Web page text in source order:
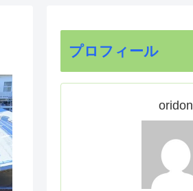
プロフィール
oridon